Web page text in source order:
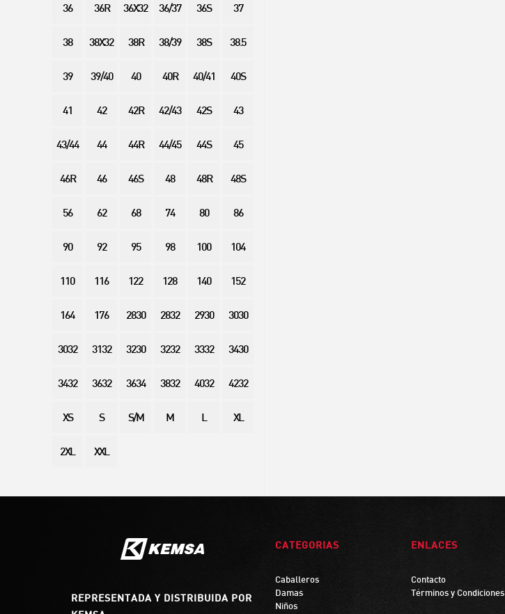
36 36R 36X32 36/37 36S 37
38 38X32 38R 38/39 38S 38.5
39 39/40 40 40R 40/41 40S
41 42 42R 42/43 42S 43
43/44 44 44R 44/45 44S 45
46R 46 46S 48 48R 48S
56 62 68 74 80 86
90 92 95 98 100 104
110 116 122 128 140 152
164 176 2830 2832 2930 3030
3032 3132 3230 3232 3332 3430
3432 3632 3634 3832 4032 4232
XS S S/M M L XL
2XL XXL
REPRESENTADA Y DISTRIBUIDA POR
CATEGORIAS
Caballeros
Damas
Niños
ENLACES
Contacto
Términos y Condiciones